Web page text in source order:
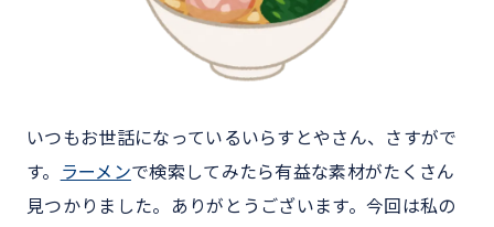
いつもお世話になっているいらすとやさん、さすがで
す。
ラーメンで検索してみたら有益な素材がたくさん
見つかりました。ありがとうございます。今回は私の